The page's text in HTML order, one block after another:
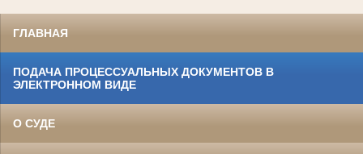
ГЛАВНАЯ
ПОДАЧА ПРОЦЕССУАЛЬНЫХ ДОКУМЕНТОВ В
ЭЛЕКТРОННОМ ВИДЕ
О СУДЕ